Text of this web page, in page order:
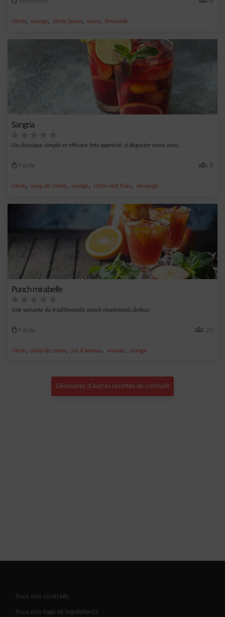
citron, orange, citron jaune, sucre, limonade
Sangria
Un classique simple et efficace très apprécié, à déguster entre amis.
Facile 8
citron, sirop de canne, orange, citron vert frais, vin rouge
Punch mirabelle
Une variante du traditionnelle punch réunionnais.&nbsp;
Facile 20
citron, sirop de canne, jus d'ananas, ananas, orange
Découvrez d'autres recettes de cocktails
Tous nos cocktails
Tous nos tags et ingrédients